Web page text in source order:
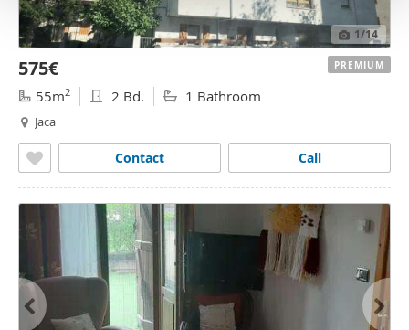
1/14
575€
55m2 2 Bd. 1 Bathroom
Jaca
Call
Contact
PREMIUM